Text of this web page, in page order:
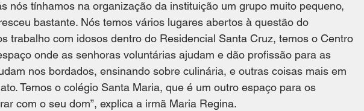
bastante. Nós temos vários lugares abertos à questão do
trabalho com idosos dentro do Residencial Santa Cruz, temos o Centro
onde as senhoras voluntárias ajudam e dão profissão para as
nos bordados, ensinando sobre culinária, e outras coisas mais em
Temos o colégio Santa Maria, que é um outro espaço para os
com o seu dom”, explica a irmã Maria Regina.